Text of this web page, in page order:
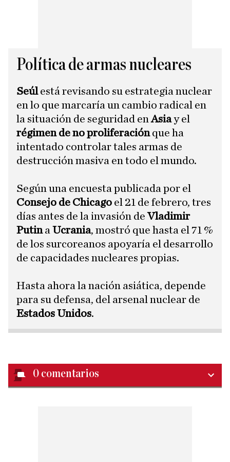
Política de armas nucleares
Seúlestá revisando su estrategia nuclear
en lo que marcaría un cambio radical en
la situación de seguridad enAsiay el
régimen de no proliferaciónque ha
intentado controlar tales armas de
destrucción masiva en todo el mundo.
​Según una encuesta publicada por el
Consejo de Chicago el 21 de febrero, tres
días antes de la invasión deVladimir
Putina Ucrania, mostró que hasta el 71 %
de los surcoreanos apoyaría el desarrollo
de capacidades nucleares propias.
​Hasta ahora la nación asiática, depende
para su defensa, del arsenal nuclear de
Estados Unidos.
0 comentarios